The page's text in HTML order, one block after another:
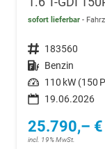
sofort lieferbar
Fahrzeugnr. 183560
Kraftstoff Benzin
Leistung 110 kW (150
19.06.2026
25.790,– €
incl. 19% MwSt.